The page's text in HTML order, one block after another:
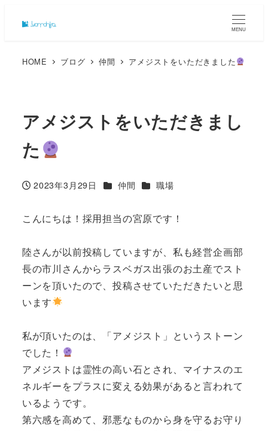
MENU
HOME ブログ 仲間 アメジストをいただきました
アメジストをいただきまし
た
投稿日
2023年3月29日 カテゴリー
仲間 カテゴリー
職場
こんにちは！採用担当の宮原です！
陸さんが以前投稿していますが、私も経営企画部
長の市川さんからラスベガス出張のお土産でスト
ーンを頂いたので、投稿させていただきたいと思
います
私が頂いたのは、「アメジスト」というストーン
でした！
アメジストは霊性の高い石とされ、マイナスのエ
ネルギーをプラスに変える効果があると言われて
いるようです。
第六感を高めて、邪悪なものから身を守るお守り